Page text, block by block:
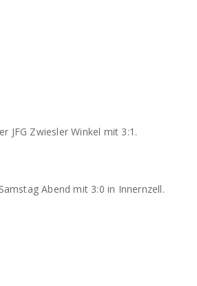
JFG Zwiesler Winkel mit 3:1.
Abend mit 3:0 in Innernzell.